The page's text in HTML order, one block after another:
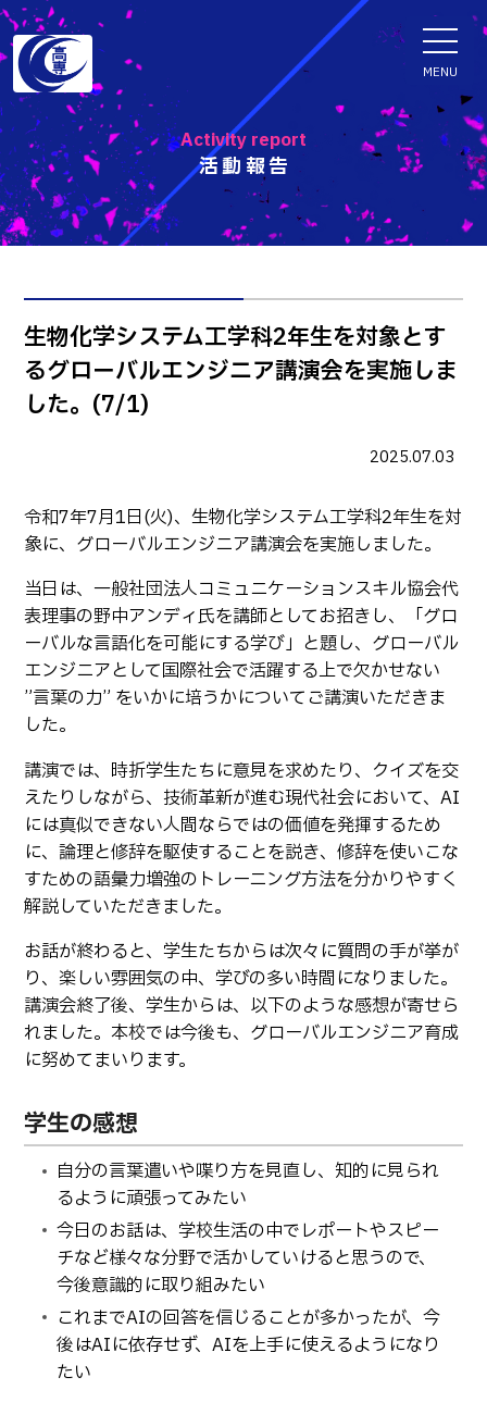
活動報告
Activity report
生物化学システム工学科2年生を対象とす
るグローバルエンジニア講演会を実施しま
した。(7/1)
2025.07.03
令和7年7月1日(火)、生物化学システム工学科2年生を対
象に、グローバルエンジニア講演会を実施しました。
当日は、一般社団法人コミュニケーションスキル協会代
表理事の野中アンディ氏を講師としてお招きし、「グロ
ーバルな言語化を可能にする学び」と題し、グローバル
エンジニアとして国際社会で活躍する上で欠かせない
”言葉の力” をいかに培うかについてご講演いただきま
した。
講演では、時折学生たちに意見を求めたり、クイズを交
えたりしながら、技術革新が進む現代社会において、AI
には真似できない人間ならではの価値を発揮するため
に、論理と修辞を駆使することを説き、修辞を使いこな
すための語彙力増強のトレーニング方法を分かりやすく
解説していただきました。
お話が終わると、学生たちからは次々に質問の手が挙が
り、楽しい雰囲気の中、学びの多い時間になりました。
講演会終了後、学生からは、以下のような感想が寄せら
れました。本校では今後も、グローバルエンジニア育成
に努めてまいります。
学生の感想
自分の言葉遣いや喋り方を見直し、知的に見られ
るように頑張ってみたい
今日のお話は、学校生活の中でレポートやスピー
チなど様々な分野で活かしていけると思うので、
今後意識的に取り組みたい
これまでAIの回答を信じることが多かったが、今
後はAIに依存せず、AIを上手に使えるようになり
たい
MENU
ENGLISH
学科・専攻科
電子情報学系学科
知能制御情報工学科
情報工学科
融合・複合工学系学科
機械知能システム工学科
基幹教育科
専攻科
電子情報システム工学専攻
生産システム工学専攻
入試情報
入試速報
入学者選抜検査 情報
オープンキャンパス等
入学料および授業料
受験生向け 熊本高専 Q&A
熊本高専が運用するWebサイト・SNS・動画チャネ
ル等
お知らせ
学校概要
交通アクセス
パンフレット・紹介動画
産学官連携・地域連携
国際交流
受賞等
活動報告
ご寄付・ネーミングライ
キャリア関係
情報セキュリティ
図書館
アントレプレナーシップ
公開情報
その他
転職・Uターン就職
お問い合わせ
在校生・保護者の方へ
卒業生の方へ
教職員向け